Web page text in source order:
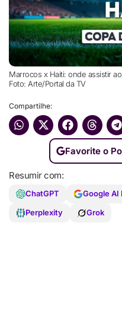
Marrocos x Haiti: onde assistir
Foto: Arte/Portal da TV
Compartilhe:
Favorite o
Resumir com:
ChatGPT Google AI
Perplexity
Grok